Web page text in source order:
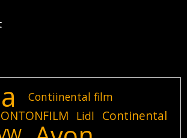
Contiinental film
Lidl
Continental